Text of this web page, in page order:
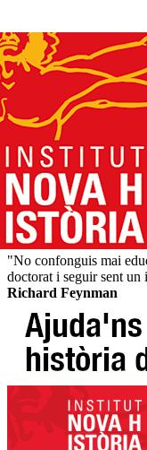
"No confonguis mai
doctorat i seguir sent un
Richard Feynman